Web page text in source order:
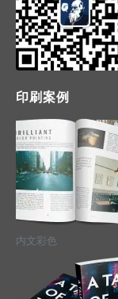
印刷案例
内文彩色